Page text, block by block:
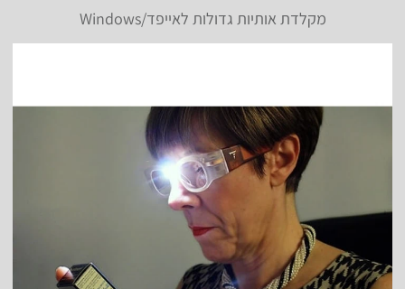
מקלדת אותיות גדולות לאייפד/Windows